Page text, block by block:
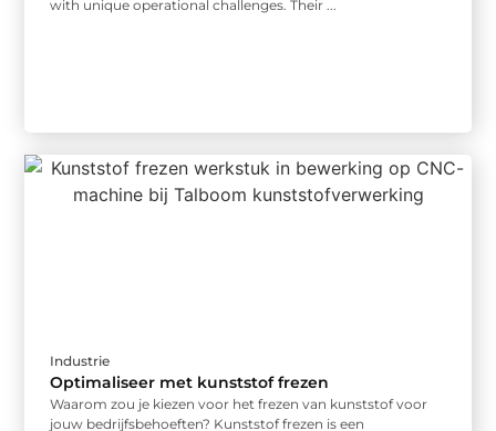
with unique operational challenges. Their ...
Industrie
Optimaliseer met kunststof frezen
Waarom zou je kiezen voor het frezen van kunststof voor
jouw bedrijfsbehoeften? Kunststof frezen is een